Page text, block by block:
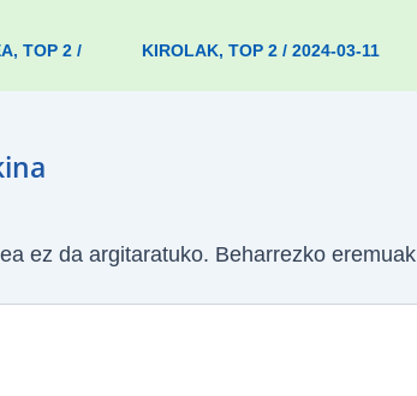
, TOP 2/
KIROLAK,TOP 2 /2024-03-11
ez da argitaratuko. Beharrezko eremuak